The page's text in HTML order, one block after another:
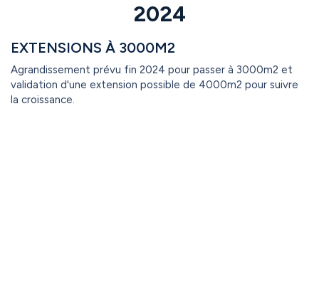
2024
EXTENSIONS À 3000M2
Agrandissement prévu fin 2024 pour passer à 3000m2 et
validation d'une extension possible de 4000m2 pour suivre
la croissance.